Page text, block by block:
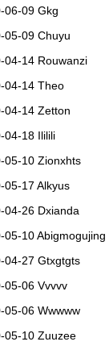
06-09 Gkg
05-09 Chuyu
04-14 Rouwanzi
04-14 Theo
04-14 Zetton
04-18 Ililili
05-10 Zionxhts
05-17 Alkyus
04-26 Dxianda
05-10 Abigmogujing
04-27 Gtxgtgts
05-06 Vvvvv
05-06 Wwwww
05-10 Zuuzee